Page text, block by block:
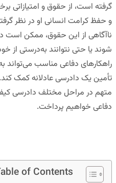
گرفته است، از حقوق و امتیازاتی
و حفظ کرامت انسانی او در نظر
ناآگاهی از این حقوق، ممکن است
شوند یا حتی نتوانند به‌درستی
راهکارهای دفاعی مناسب می‌تواند
تأمین یک دادرسی عادلانه کمک
متهم در مراحل مختلف دادرسی
دفاعی خواهیم پرداخت.
of Contents